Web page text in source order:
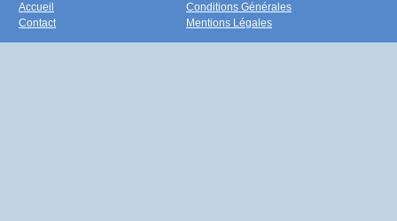
Accueil
Contact
Conditions Générales
Mentions Légales